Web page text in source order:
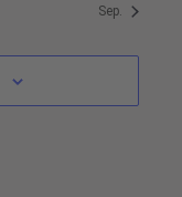
Sep.